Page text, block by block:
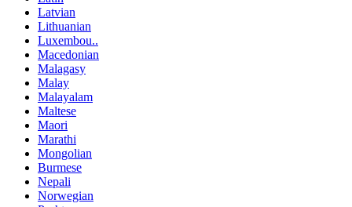
Latvian
Lithuanian
Luxembou..
Macedonian
Malagasy
Malay
Malayalam
Maltese
Maori
Marathi
Mongolian
Burmese
Nepali
Norwegian